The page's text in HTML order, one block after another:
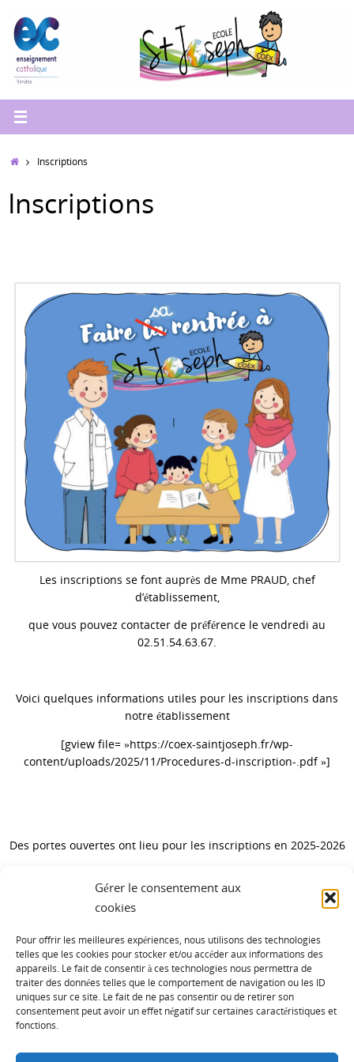
Gérer le consentement aux
cookies
Pour offrir les meilleures expériences, nous utilisons des technologies
telles que les cookies pour stocker et/ou accéder aux informations des
appareils. Le fait de consentir à ces technologies nous permettra de
traiter des données telles que le comportement de navigation ou les ID
uniques sur ce site. Le fait de ne pas consentir ou de retirer son
consentement peut avoir un effet négatif sur certaines caractéristiques et
fonctions.
contenu
AccueilInscriptions
Inscriptions
Les inscriptions se font auprès de Mme PRAUD, chef
d’établissement,
que vous pouvez contacter de préférence le vendredi au
02.51.54.63.67.
Voici quelques informations utiles pour les inscriptions dans
notre établissement
[gview file= »https://coex-saintjoseph.fr/wp-
content/uploads/2025/11/Procedures-d-inscription-.pdf »]
Des portes ouvertes ont lieu pour les inscriptions en 2025-2026
le samedi 10 janvier 2026 à 10h30
Catégories